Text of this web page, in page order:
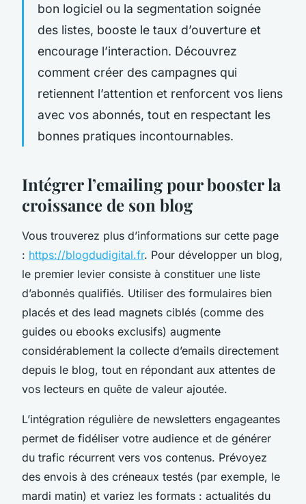
bon logiciel ou la segmentation soignée
des listes, booste le taux d’ouverture et
encourage l’interaction. Découvrez
comment créer des campagnes qui
retiennent l’attention et renforcent vos liens
avec vos abonnés, tout en respectant les
bonnes pratiques incontournables.
Intégrer l’emailing pour booster la
croissance de son blog
Vous trouverez plus d’informations sur cette page
: https://blogdudigital.fr. Pour développer un blog,
le premier levier consiste à constituer une liste
d’abonnés qualifiés. Utiliser des formulaires bien
placés et des lead magnets ciblés (comme des
guides ou ebooks exclusifs) augmente
considérablement la collecte d’emails directement
depuis le blog, tout en répondant aux attentes de
vos lecteurs en quête de valeur ajoutée.
L’intégration régulière de newsletters engageantes
permet de fidéliser votre audience et de générer
du trafic récurrent vers vos contenus. Prévoyez
des envois à des créneaux testés (par exemple, le
mardi matin) et variez les formats : actualités du